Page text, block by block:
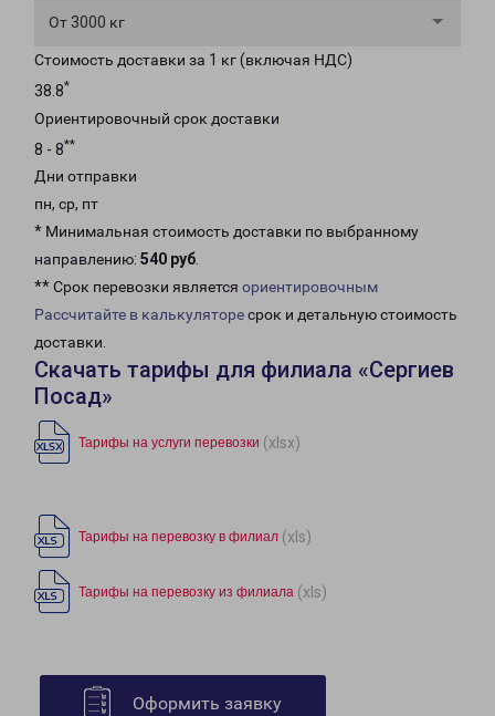
От 3000 кг
Стоимость доставки за 1 кг (включая НДС)
38.8*
Ориентировочный срок доставки
8 - 8**
Дни отправки
пн, ср, пт
* Минимальная стоимость доставки по выбранному
направлению: 540 руб.
** Срок перевозки является ориентировочным
Рассчитайте в калькуляторесрок и детальную стоимость
доставки.
Скачать тарифы для филиала «Сергиев
Посад»
Тарифы на услуги перевозки (xlsx)
Тарифы на перевозку в филиал (xls)
Тарифы на перевозку из филиала (xls)
Оформить заявку